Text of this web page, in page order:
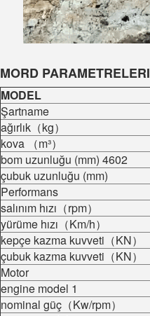
MORD PARAMETRELERI
MODEL
Şartname
ağırlık（kg）
kova （m³）
bom uzunluğu (mm) 4602
çubuk uzunluğu (mm)
Performans
salınım hızı（rpm）
yürüme hızı（Km/h）
kepçe kazma kuvveti（KN）
çubuk kazma kuvveti（KN）
Motor
engine model 1
nominal güç（Kw/rpm）